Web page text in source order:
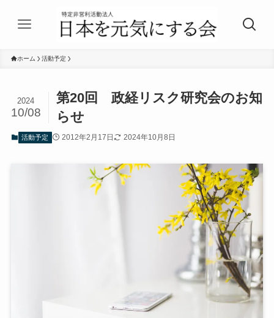
ホーム 活動予定
第20回 政経リスク研究会のお知
らせ
2024
10/08
活動予定 2012年2月17日 2024年10月8日